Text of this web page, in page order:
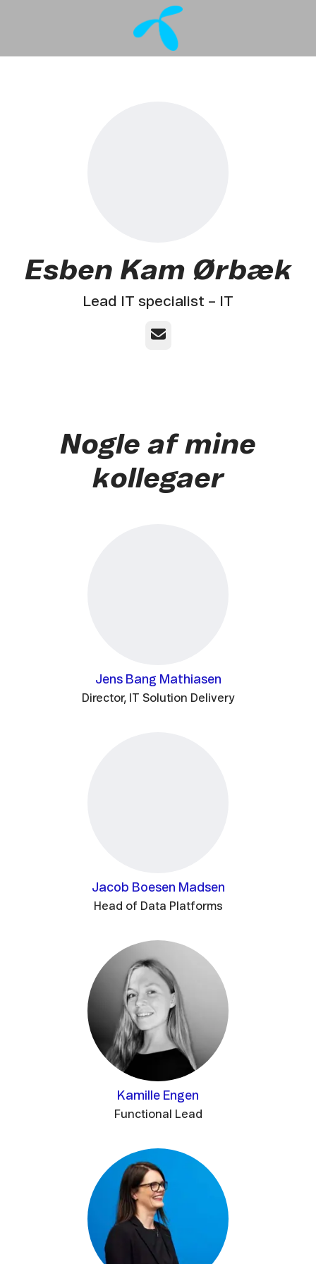
Esben Kam Ørbæk
Lead IT specialist – IT
E-mail
Nogle af mine
kollegaer
Jens Bang Mathiasen
Director, IT Solution Delivery
Jacob Boesen Madsen
Head of Data Platforms
Kamille Engen
Functional Lead